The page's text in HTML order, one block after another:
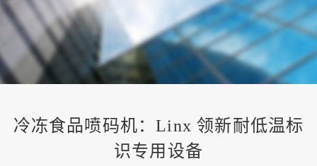
冷冻食品喷码机：Linx 领新耐低温标
识专用设备